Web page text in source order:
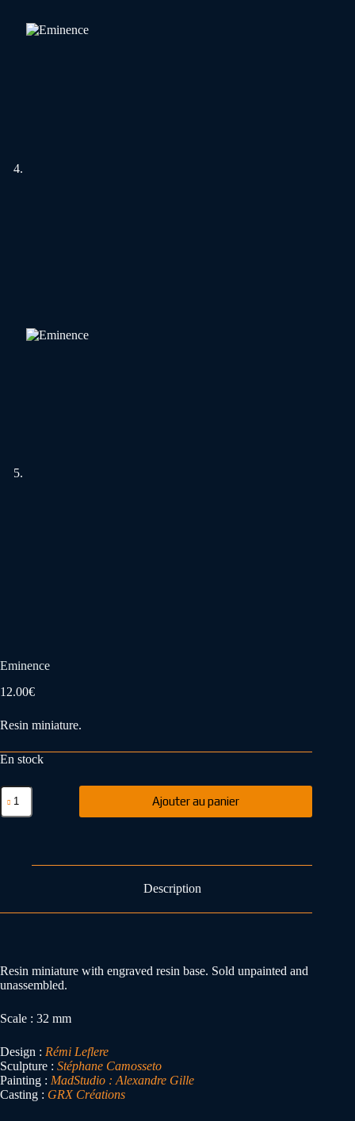
Eminence
12.00€
Resin miniature.
En stock
Ajouter au panier
Description
Resin miniature with engraved resin base. Sold unpainted and
unassembled.
Scale : 32 mm
Design : Rémi Leflere
Sculpture : Stéphane Camosseto
Painting : MadStudio : Alexandre Gille
Casting : GRX Créations